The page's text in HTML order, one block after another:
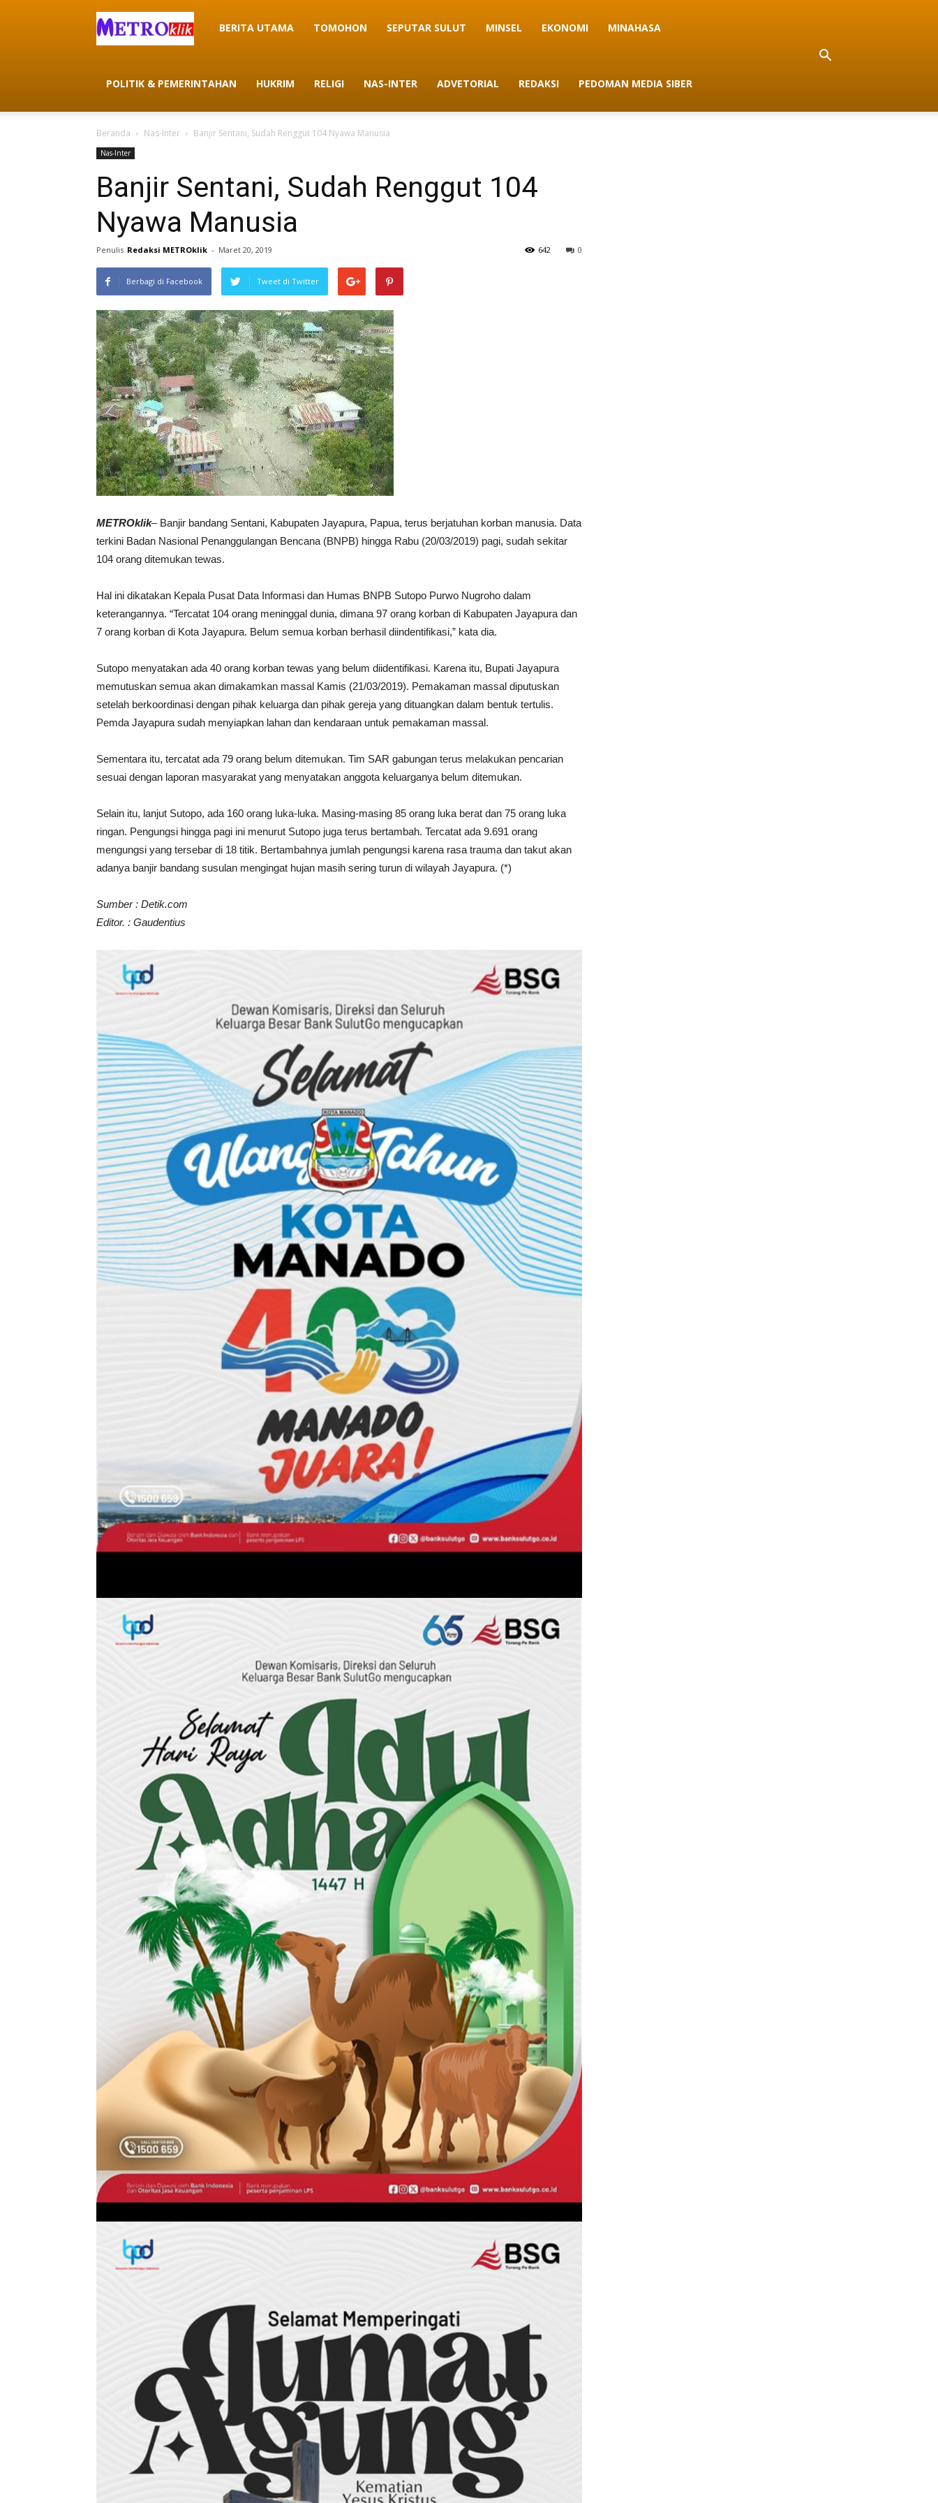
METROklik
BERITA UTAMA TOMOHON SEPUTAR SULUT MINSEL EKONOMI MINAHASA
POLITIK & PEMERINTAHAN HUKRIM RELIGI NAS-INTER ADVETORIAL REDAKSI PEDOMAN MEDIA SIBER
Beranda Nas-Inter Banjir Sentani, Sudah Renggut 104 Nyawa Manusia
Nas-Inter
Banjir Sentani, Sudah Renggut 104
Nyawa Manusia
Penulis Redaksi METROklik - Maret 20, 2019 0
642
Berbagi di Facebook Tweet di Twitter
METROklik– Banjir bandang Sentani, Kabupaten Jayapura, Papua, terus berjatuhan korban manusia. Data
terkini Badan Nasional Penanggulangan Bencana (BNPB) hingga Rabu (20/03/2019) pagi, sudah sekitar
104 orang ditemukan tewas.
Hal ini dikatakan Kepala Pusat Data Informasi dan Humas BNPB Sutopo Purwo Nugroho dalam
keterangannya. “Tercatat 104 orang meninggal dunia, dimana 97 orang korban di Kabupaten Jayapura dan
7 orang korban di Kota Jayapura. Belum semua korban berhasil diindentifikasi,” kata dia.
Sutopo menyatakan ada 40 orang korban tewas yang belum diidentifikasi. Karena itu, Bupati Jayapura
memutuskan semua akan dimakamkan massal Kamis (21/03/2019). Pemakaman massal diputuskan
setelah berkoordinasi dengan pihak keluarga dan pihak gereja yang dituangkan dalam bentuk tertulis.
Pemda Jayapura sudah menyiapkan lahan dan kendaraan untuk pemakaman massal.
Sementara itu, tercatat ada 79 orang belum ditemukan. Tim SAR gabungan terus melakukan pencarian
sesuai dengan laporan masyarakat yang menyatakan anggota keluarganya belum ditemukan.
Selain itu, lanjut Sutopo, ada 160 orang luka-luka. Masing-masing 85 orang luka berat dan 75 orang luka
ringan. Pengungsi hingga pagi ini menurut Sutopo juga terus bertambah. Tercatat ada 9.691 orang
mengungsi yang tersebar di 18 titik. Bertambahnya jumlah pengungsi karena rasa trauma dan takut akan
adanya banjir bandang susulan mengingat hujan masih sering turun di wilayah Jayapura. (*)
Sumber : Detik.com
Editor. : Gaudentius